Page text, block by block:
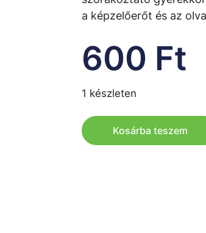
a képzelőerőt és az
600 Ft
1 készleten
Kosárba teszem